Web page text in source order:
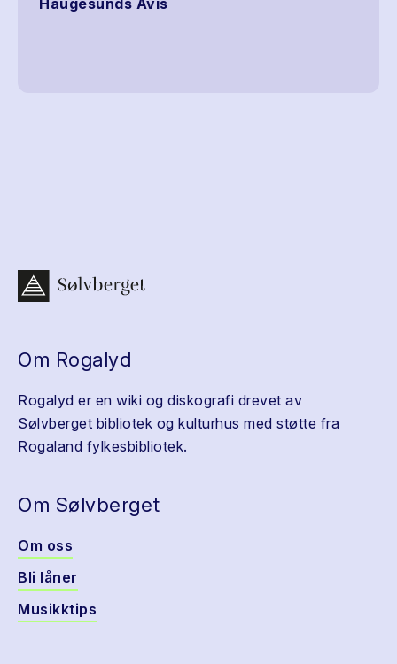
Haugesunds Avis
Om Rogalyd
Rogalyd er en wiki og diskografi drevet av
Sølvberget bibliotek og kulturhus med støtte fra
Rogaland fylkesbibliotek.
Om Sølvberget
Om oss
Bli låner
Musikktips